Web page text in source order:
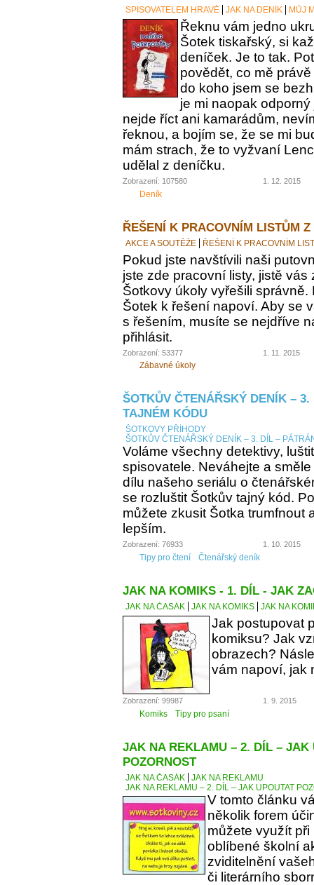
SPISOVATELEM HRAVĚ JAK NA DENÍK MŮJ
Řeknu vám jedno
Šotek tiskařský, si
deníček. Je to tak.
povědět, co mě
do koho jsem se
je mi naopak
nejde říct ani kamarádům,
řeknou, a bojím se, že se mi
mám strach, že to vyžvaní
udělal z deníčku.
Zobrazení: 107580 1. 12. 2015
Deník
ŘEŠENÍ K PRACOVNÍM LISTŮM Z
AKCE A SOUTĚŽE ŘEŠENÍ K PRACOVNÍM
Pokud jste navštívili naši
jste zde pracovní listy, jistě vás
Šotkovy úkoly vyřešili
Šotek k řešení napoví. Aby se
s řešením, musíte se nejdříve
přihlásit.
Zobrazení: 53377 1. 11. 2015
Zábavné úkoly
ŠOTKŮV ČTENÁŘSKÝ DENÍK –
TAJNÉM KÓDU
ŠOTKOVY PŘÍHODY
ŠOTKŮV ČTENÁŘSKÝ DENÍK – 3. DÍL –
Voláme všechny detektivy,
spisovatele. Neváhejte a
dílu našeho seriálu o
se rozluštit Šotkův tajný kód.
můžete zkusit Šotka trumfnout
lepším.
Zobrazení: 76933 1. 10. 2015
Tipy pro čtení Čtenářský deník
JAK NA KOMIKS - 1. DÍL - JAK
JAK NA ČASÁK JAK NA KOMIKS JAK NA
Jak postupovat
komiksu? Jak
obrazech?
vám napoví, jak
Zobrazení: 99987 1. 9. 2015
Komiks Tipy pro psaní
JAK NA REKLAMU – 2. DÍL – JAK
POZORNOST
JAK NA ČASÁK
JAK NA REKLAMU
JAK NA REKLAMU – 2. DÍL – JAK UPOUTAT
V tomto článku
několik forem
můžete využít
oblíbené školní
zviditelnění
či literárního